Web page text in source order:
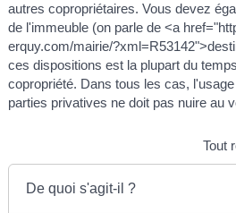
autres copropriétaires. Vous devez
de l'immeuble (on parle de <a
erquy.com/mairie/
ces dispositions est la plupart du
copropriété. Dans tous les cas,
parties privatives ne doit pas nuire au
Tout
De quoi s'agit-il ?